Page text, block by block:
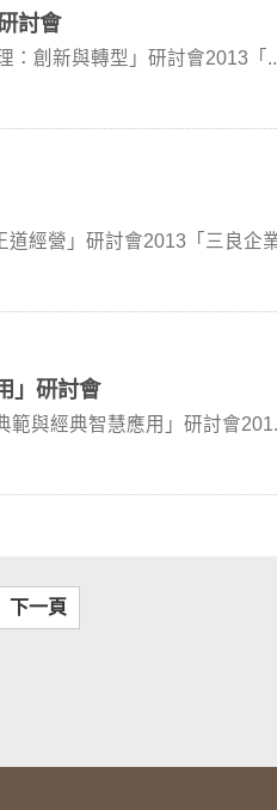
討會
：創新與轉型」研討會2013「
經營」研討會2013「三良企
」研討會
範與經典智慧應用」研討會
下一頁